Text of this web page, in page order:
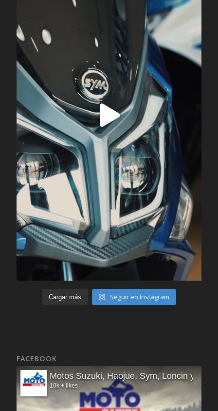
Cargar más Seguir en Instagram
FACEBOOK
Motos Suzuki, Haojue, Sym, Loncin y
10k + likes